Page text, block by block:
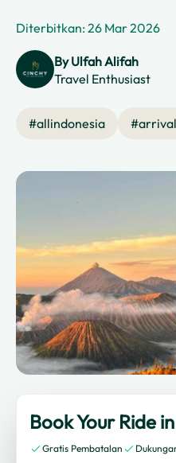
Diterbitkan: 26 Mar 2026
ByUlfah Alifah
Travel Enthusiast
#allindonesia #
Book Your Ride
Gratis Pembatalan